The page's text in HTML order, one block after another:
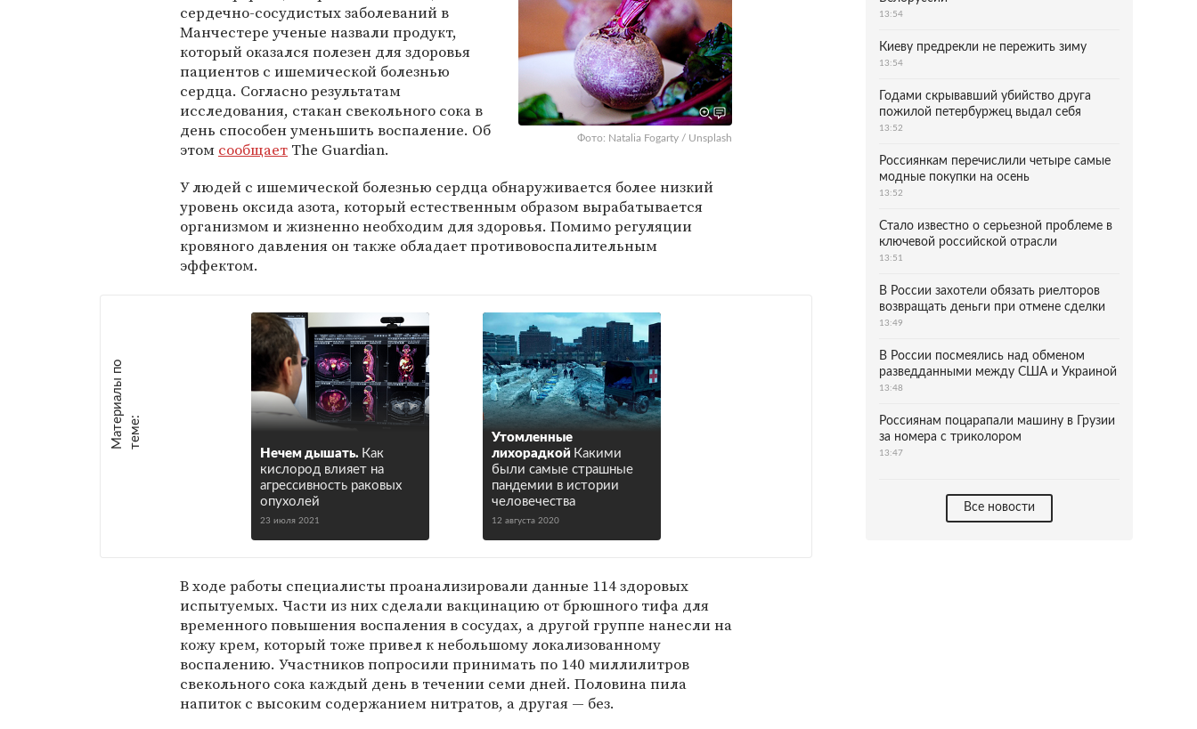
Фото: Natalia Fogarty / Unsplash
сердечно-сосудистых заболеваний в
Манчестере ученые назвали продукт,
который оказался полезен для здоровья
пациентов с ишемической болезнью
сердца. Согласно результатам
исследования, стакан свекольного сока в
день способен уменьшить воспаление. Об
этом сообщает The Guardian.
У людей с ишемической болезнью сердца обнаруживается более низкий
уровень оксида азота, который естественным образом вырабатывается
организмом и жизненно необходим для здоровья. Помимо регуляции
кровяного давления он также обладает противовоспалительным
эффектом.
М
а
т е
р
и
а
л
ы
п
о
т
е
м
е :
Нечем дышать. Как
кислород влияет на
агрессивность раковых
опухолей
23 июля 2021
Утомленные
лихорадкой Какими
были самые страшные
пандемии в истории
человечества
12 августа 2020
В ходе работы специалисты проанализировали данные 114 здоровых
испытуемых. Части из них сделали вакцинацию от брюшного тифа для
временного повышения воспаления в сосудах, а другой группе нанесли на
кожу крем, который тоже привел к небольшому локализованному
воспалению. Участников попросили принимать по 140 миллилитров
свекольного сока каждый день в течении семи дней. Половина пила
напиток с высоким содержанием нитратов, а другая — без.
13:54
Киеву предрекли не пережить зиму
13:54
Годами скрывавший убийство друга
пожилой петербуржец выдал себя
13:52
Россиянкам перечислили четыре самые
модные покупки на осень
13:52
Стало известно о серьезной проблеме в
ключевой российской отрасли
13:51
В России захотели обязать риелторов
возвращать деньги при отмене сделки
13:49
В России посмеялись над обменом
разведданными между США и Украиной
13:48
Россиянам поцарапали машину в Грузии
за номера с триколором
13:47
Все новости